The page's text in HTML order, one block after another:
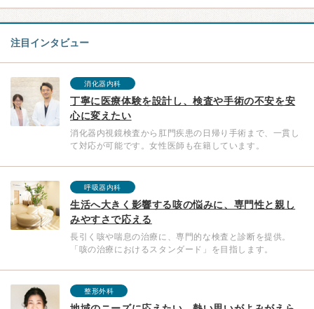
注目インタビュー
消化器内科
丁寧に医療体験を設計し、検査や手術の不安を安
心に変えたい
消化器内視鏡検査から肛門疾患の日帰り手術まで、一貫し
て対応が可能です。女性医師も在籍しています。
呼吸器内科
生活へ大きく影響する咳の悩みに、専門性と親し
みやすさで応える
長引く咳や喘息の治療に、専門的な検査と診断を提供。
「咳の治療におけるスタンダード」を目指します。
整形外科